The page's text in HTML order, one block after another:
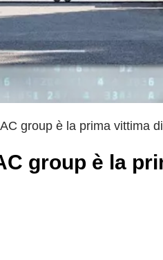
group è la prima vittima
group è la